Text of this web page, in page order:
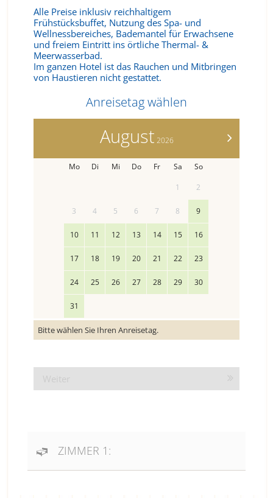
Alle Preise inklusiv reichhaltigem
Frühstücksbuffet, Nutzung des Spa- und
Wellnessbereiches, Bademantel für Erwachsene
und freiem Eintritt ins örtliche Thermal- &
Meerwasserbad.
Im ganzen Hotel ist das Rauchen und Mitbringen
von Haustieren nicht gestattet.
Anreisetag wählen
>
August 2026
Mo Di Mi Do Fr Sa
So
1
2
3 4 5 6 7 8 9
10 11 12 13 14 15 16
17 18 19 20 21 22 23
24 25 26 27 28 29 30
31
Bitte wählen Sie Ihren Anreisetag.
ZIMMER 1: